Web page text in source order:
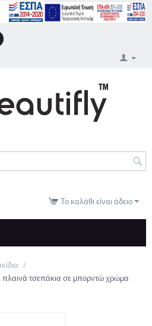
Το καλάθι είναι άδειο
/
πλαινά τσεπάκια σε μπορντώ χρώμα